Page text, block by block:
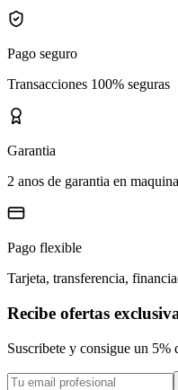
Pago seguro
Transacciones 100% seguras
Garantia
2 anos de garantia en
Pago flexible
Tarjeta, transferencia,
Recibe ofertas
Suscribete y consigue un 5%